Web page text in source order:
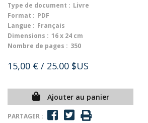
Type de document : Livre
Format : PDF
Langue : Français
Dimensions : 16 x 24 cm
Nombre de pages : 350
15,00 € / 25.00 $US
Ajouter au panier
PARTAGER :